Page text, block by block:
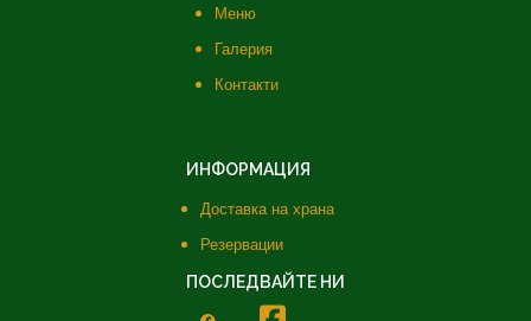
Меню
Галерия
Контакти
ИНФОРМАЦИЯ
Доставка на храна
Резервации
ПОСЛЕДВАЙТЕ НИ